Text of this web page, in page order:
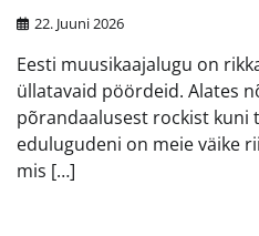
22. Juuni 2026
Eesti muusikaajalugu on
üllatavaid pöördeid. Alates
põrandaalusest rockist kuni
edulugudeni on meie väike
mis […]